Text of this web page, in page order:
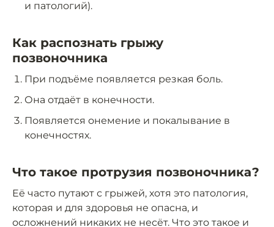
и патологий).
Как распознать грыжу
позвоночника
При подъёме появляется резкая боль.
Она отдаёт в конечности.
Появляется онемение и покалывание в
конечностях.
Что такое протрузия позвоночника?
Её часто путают с грыжей, хотя это патология,
которая и для здоровья не опасна, и
осложнений никаких не несёт. Что это такое и